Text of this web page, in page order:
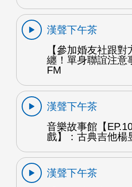
漢聲下午茶
【參加婚友社跟
纏！單身聯誼注意
FM
漢聲下午茶
音樂故事館【
戲】：古典吉他楊
漢聲下午茶